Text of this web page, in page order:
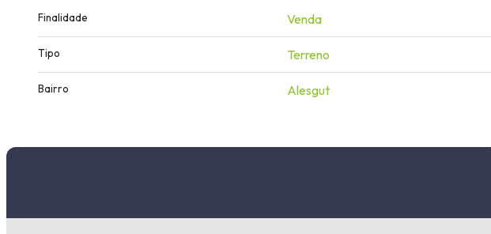
Finalidade Venda
Tipo Terreno
Bairro Alesgut